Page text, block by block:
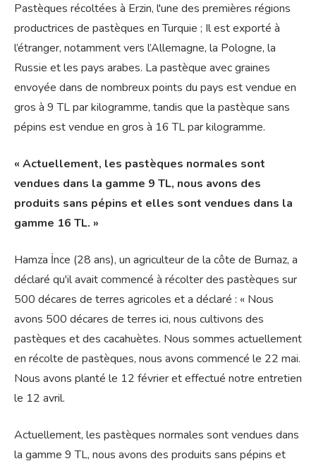
Pastèques récoltées à Erzin, l'une des premières régions
productrices de pastèques en Turquie ; Il est exporté à
l’étranger, notamment vers l’Allemagne, la Pologne, la
Russie et les pays arabes. La pastèque avec graines
envoyée dans de nombreux points du pays est vendue en
gros à 9 TL par kilogramme, tandis que la pastèque sans
pépins est vendue en gros à 16 TL par kilogramme.
« Actuellement, les pastèques normales sont
vendues dans la gamme 9 TL, nous avons des
produits sans pépins et elles sont vendues dans la
gamme 16 TL. »
Hamza İnce (28 ans), un agriculteur de la côte de Burnaz, a
déclaré qu'il avait commencé à récolter des pastèques sur
500 décares de terres agricoles et a déclaré : « Nous
avons 500 décares de terres ici, nous cultivons des
pastèques et des cacahuètes. Nous sommes actuellement
en récolte de pastèques, nous avons commencé le 22 mai.
Nous avons planté le 12 février et effectué notre entretien
le 12 avril.
Actuellement, les pastèques normales sont vendues dans
la gamme 9 TL, nous avons des produits sans pépins et